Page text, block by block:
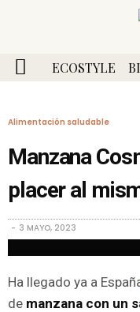
ECOSTYLE
Alimentación saludable
Manzana
placer al
3 MAYO, 2023
Ha llegado ya a
de manzana con un